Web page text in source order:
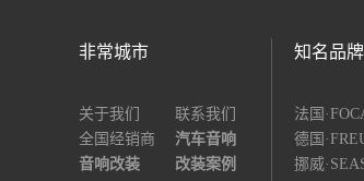
非常城市
关于我们
联系我们
全国经销商
汽车音响
音响改装
改装案例
知名品牌
法国
德国
挪威